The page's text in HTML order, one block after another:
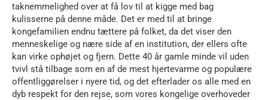
taknemmelighed over at få lov til at kigge med bag
kulisserne på denne måde. Det er med til at bringe
kongefamilien endnu tættere på folket, da det viser den
menneskelige og nære side af en institution, der ellers ofte
kan virke ophøjet og fjern. Dette 40 år gamle minde vil uden
tvivl stå tilbage som en af de mest hjertevarme og populære
offentliggørelser i nyere tid, og det efterlader os alle med en
dyb respekt for den rejse, som vores kongelige overhoveder